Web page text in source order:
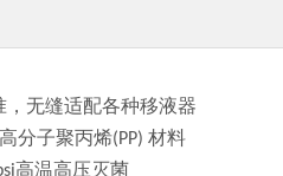
，无缝适配各种移液器
分子聚丙烯(PP) 材料
高温高压灭菌